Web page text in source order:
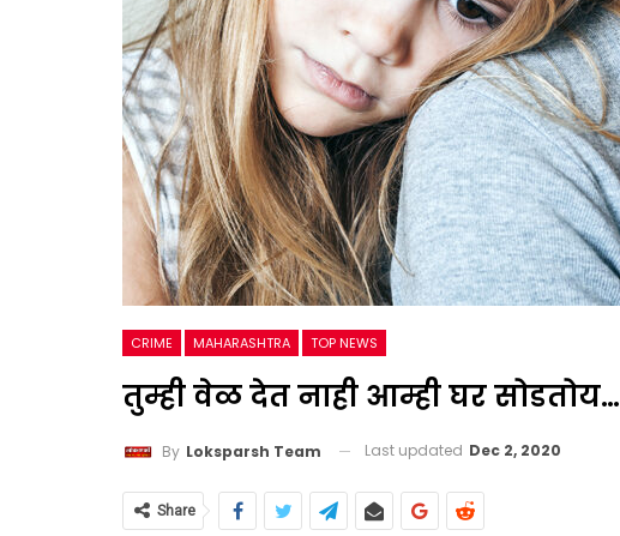
CRIME MAHARASHTRA TOP NEWS
तुम्ही वेळ देत नाही आम्ही घर सोडतोय…
By Loksparsh Team Last updated Dec 2, 2020
Share